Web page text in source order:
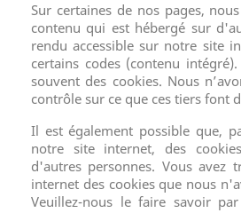
Sur certaines de nos pages,
contenu qui est hébergé sur
rendu accessible sur notre site
certains codes (contenu
souvent des cookies. Nous
contrôle sur ce que ces tiers font
Il est également possible que,
notre site internet, des
d'autres personnes. Vous avez
internet des cookies que nous
Veuillez-nous le faire savoir